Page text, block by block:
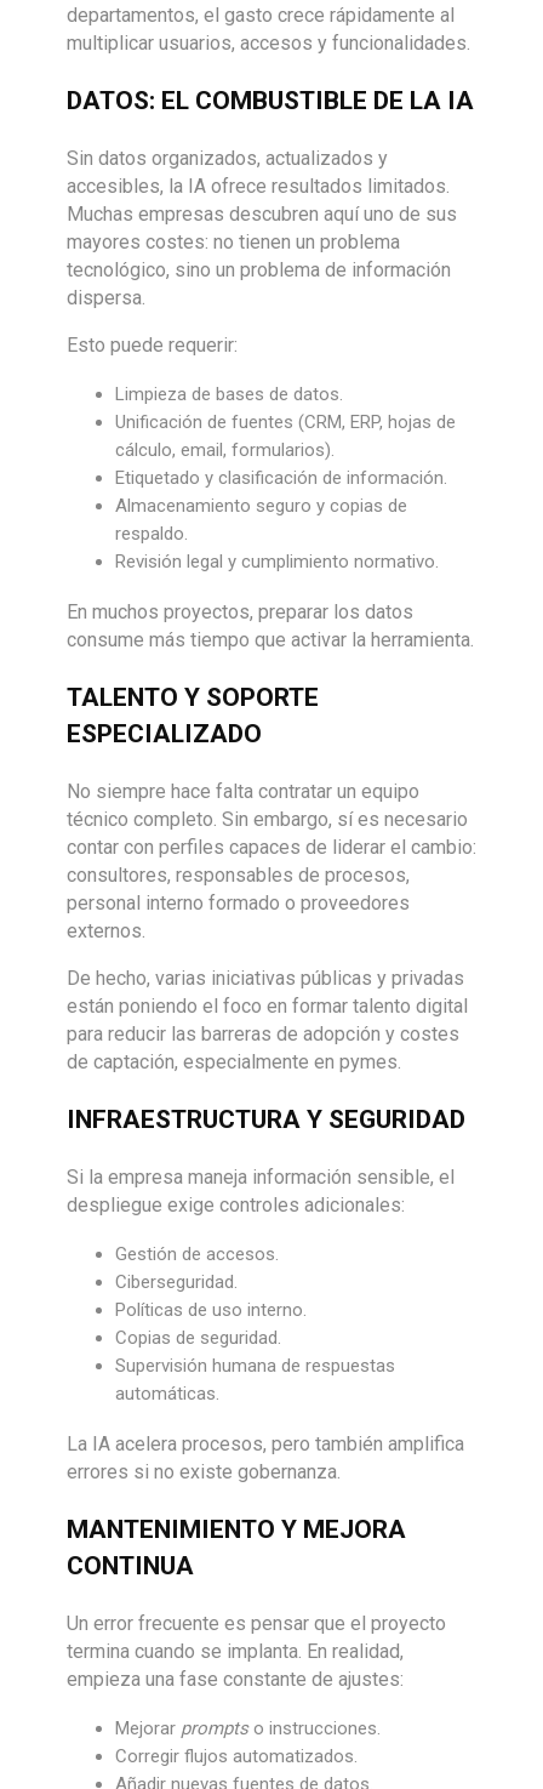
departamentos, el gasto crece rápidamente al
multiplicar usuarios, accesos y funcionalidades.
DATOS: EL COMBUSTIBLE DE LA IA
Sin datos organizados, actualizados y
accesibles, la IA ofrece resultados limitados.
Muchas empresas descubren aquí uno de sus
mayores costes: no tienen un problema
tecnológico, sino un problema de información
dispersa.
Esto puede requerir:
Limpieza de bases de datos.
Unificación de fuentes (CRM, ERP, hojas de
cálculo, email, formularios).
Etiquetado y clasificación de información.
Almacenamiento seguro y copias de
respaldo.
Revisión legal y cumplimiento normativo.
En muchos proyectos, preparar los datos
consume más tiempo que activar la herramienta.
TALENTO Y SOPORTE
ESPECIALIZADO
No siempre hace falta contratar un equipo
técnico completo. Sin embargo, sí es necesario
contar con perfiles capaces de liderar el cambio:
consultores, responsables de procesos,
personal interno formado o proveedores
externos.
De hecho, varias iniciativas públicas y privadas
están poniendo el foco en formar talento digital
para reducir las barreras de adopción y costes
de captación, especialmente en pymes.
INFRAESTRUCTURA Y SEGURIDAD
Si la empresa maneja información sensible, el
despliegue exige controles adicionales:
Gestión de accesos.
Ciberseguridad.
Políticas de uso interno.
Copias de seguridad.
Supervisión humana de respuestas
automáticas.
La IA acelera procesos, pero también amplifica
errores si no existe gobernanza.
MANTENIMIENTO Y MEJORA
CONTINUA
Un error frecuente es pensar que el proyecto
termina cuando se implanta. En realidad,
empieza una fase constante de ajustes:
Mejorar promptso instrucciones.
Corregir flujos automatizados.
Añadir nuevas fuentes de datos.